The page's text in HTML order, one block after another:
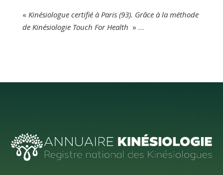
« Kinésiologue certifié à Paris (93). Grâce à la méthode
de Kinésiologie Touch For Health » …